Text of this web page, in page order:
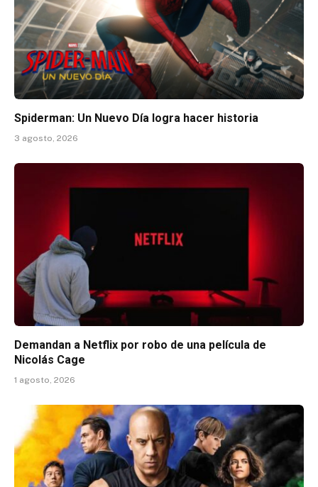
Spiderman: Un Nuevo Día logra hacer historia
3 agosto, 2026
Demandan a Netflix por robo de una película de
Nicolás Cage
1 agosto, 2026